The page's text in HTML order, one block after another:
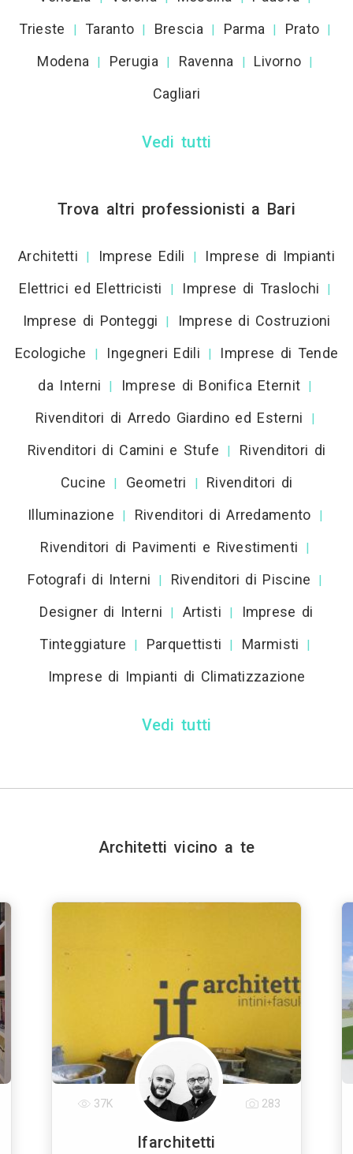
Trieste | Taranto | Brescia | Parma | Prato |
Modena | Perugia | Ravenna | Livorno |
Cagliari
Vedi tutti
Trova altri professionisti a Bari
Architetti | Imprese Edili |
Imprese di Impianti
Elettrici ed Elettricisti
| Imprese di Traslochi |
Imprese di Ponteggi |
Imprese di Costruzioni
Ecologiche
| Ingegneri Edili |
Imprese di Tende
da Interni
| Imprese di Bonifica Eternit |
Rivenditori di Arredo Giardino ed Esterni |
Rivenditori di Camini e Stufe |
Rivenditori di
Cucine
| Geometri |
Rivenditori di
Illuminazione
| Rivenditori di Arredamento |
Rivenditori di Pavimenti e Rivestimenti |
Fotografi di Interni | Rivenditori di Piscine |
Designer di Interni | Artisti |
Imprese di
Tinteggiature
| Parquettisti | Marmisti |
Imprese di Impianti di Climatizzazione
Vedi tutti
Architetti vicino a te
Ifarchitetti
37K 283